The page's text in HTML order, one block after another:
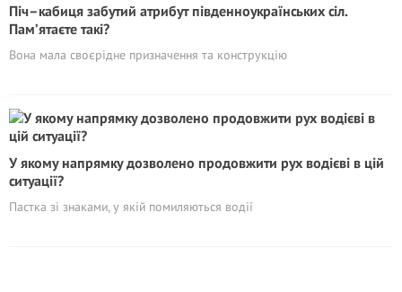
Піч–кабиця забутий атрибут південноукраїнських сіл.
Пам’ятаєте такі?
Вона мала своєрідне призначення та конструкцію
У якому напрямку дозволено продовжити рух водієві в цій
ситуації?
Пастка зі знаками, у якій помиляються водії